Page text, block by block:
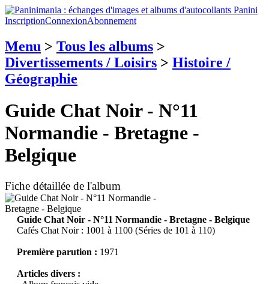
InscriptionConnexionAbonnement
Menu > Tous les albums >
Divertissements / Loisirs > Histoire /
Géographie
Guide Chat Noir - N°11
Normandie - Bretagne -
Belgique
Fiche détaillée de l'album
Guide Chat Noir - N°11 Normandie - Bretagne - Belgique
Cafés Chat Noir : 1001 à 1100 (Séries de 101 à 110)
Première parution : 1971
Articles divers :